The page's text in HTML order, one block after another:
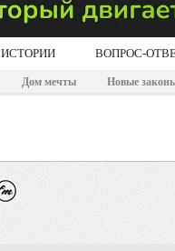
ИСТОРИИ ВОПРОС-
Дом мечты Новые